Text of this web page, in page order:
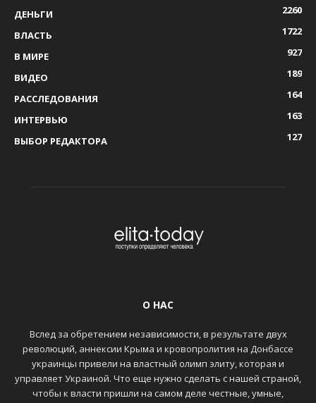
ДЕНЬГИ
2260
ВЛАСТЬ
1722
В МИРЕ
927
ВИДЕО
189
РАССЛЕДОВАНИЯ
164
ИНТЕРВЬЮ
163
ВЫБОР РЕДАКТОРА
127
О НАС
Вслед за обретением независимости, в результате двух
революций, аннексии Крыма и кровопролития на Донбассе
украинцы привели на властный олимп элиту, которая и
управляет Украиной. Что еще нужно сделать с нашей страной,
чтобы к власти пришли на самом деле честные, умные,